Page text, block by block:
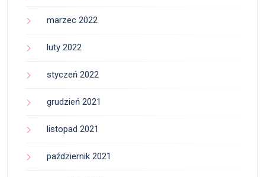
marzec 2022
luty 2022
styczeń 2022
grudzień 2021
listopad 2021
październik 2021